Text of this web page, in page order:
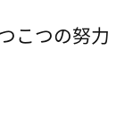
こつの努力